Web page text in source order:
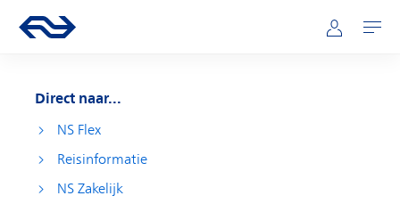
Hoofdnavigatie
Ga naar de homepage van ns.nl Mijn NS
Openen
Direct naar...
NS Flex
Reisinformatie
NS Zakelijk